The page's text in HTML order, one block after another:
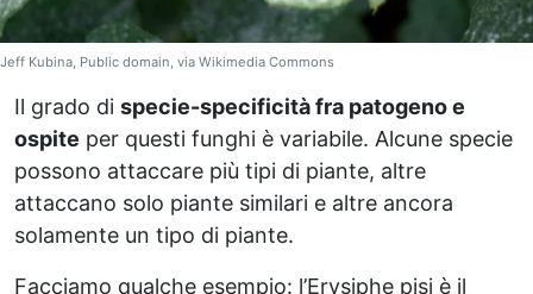
Jeff Kubina, Public domain, via Wikimedia Commons
Il grado di specie-specificità fra patogeno e
ospite per questi funghi è variabile. Alcune specie
possono attaccare più tipi di piante, altre
attaccano solo piante similari e altre ancora
solamente un tipo di piante.
Facciamo qualche esempio: l’Erysiphe pisi è il